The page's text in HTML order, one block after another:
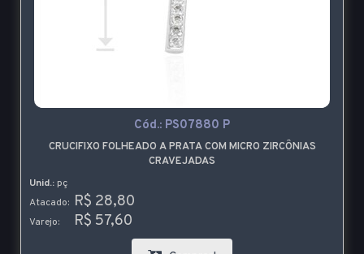
Cód.: PS07880 P
CRUCIFIXO FOLHEADO A PRATA COM MICRO ZIRCÔNIAS
CRAVEJADAS
Unid.: pç
Atacado: R$ 28,80
Varejo: R$ 57,60